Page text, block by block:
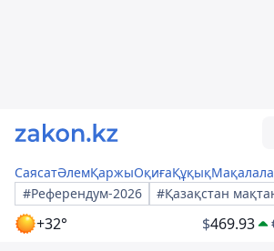
СаясатӘлемҚаржыОқиғаҚұқық
#Референдум-2026
#Қазақстан
+32° $469.93